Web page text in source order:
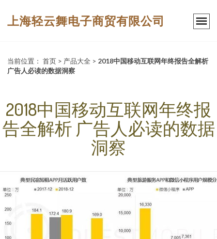
上海轻云舞电子商贸有限公司
当前位置： 首页 > 产品大全 > 2018中国移动互联网年终报告全解析
广告人必读的数据洞察
2018中国移动互联网年终报
告全解析 广告人必读的数据
洞察